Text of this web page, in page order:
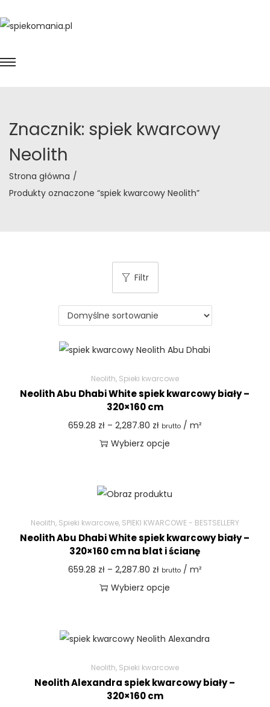
Znacznik: spiek kwarcowy
Neolith
Strona główna /
Produkty oznaczone “spiek kwarcowy Neolith”
Filtr
Neolith, Spieki kwarcowe
Neolith Abu Dhabi White spiek kwarcowy biały –
320×160 cm
659.28 zł – 2,287.80 zł brutto/ m²
Wybierz opcje
Neolith, Spieki kwarcowe, SPIEKI KWARCOWE - BESTSELLERY
Neolith Abu Dhabi White spiek kwarcowy biały –
320×160 cm na blat i ścianę
659.28 zł – 2,287.80 zł brutto/ m²
Wybierz opcje
Neolith, Spieki kwarcowe
Neolith Alexandra spiek kwarcowy biały –
320×160 cm